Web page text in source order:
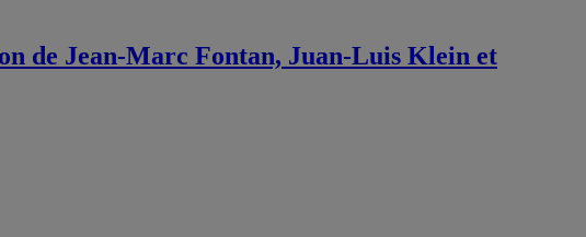
de Jean-Marc Fontan, Juan-Luis Klein et